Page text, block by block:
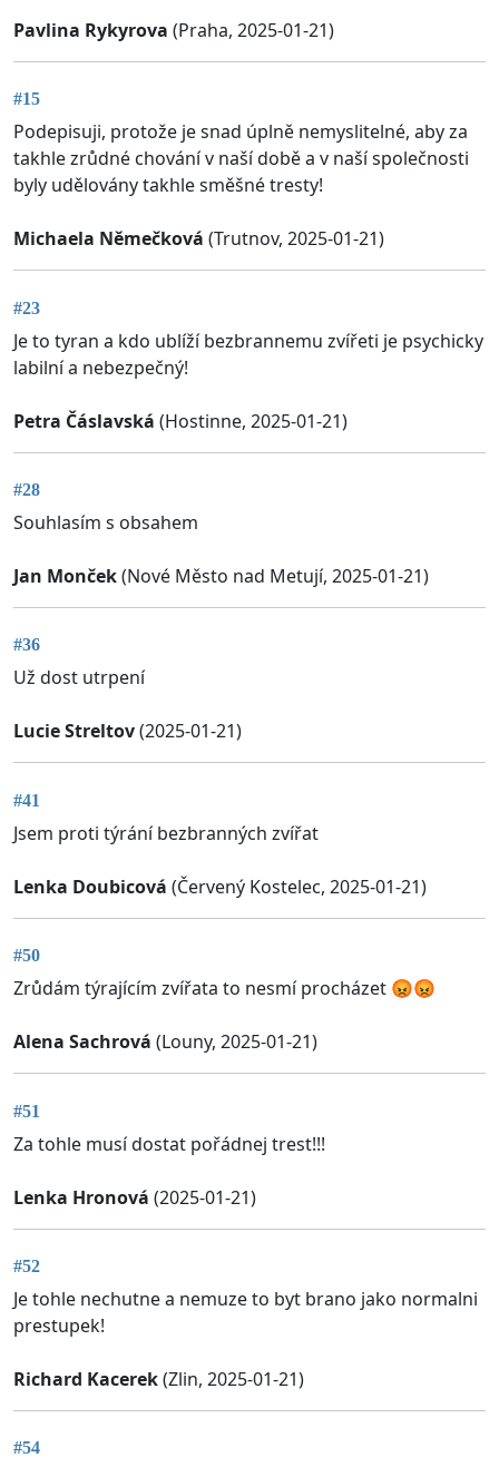
Pavlina Rykyrova (Praha, 2025-01-21)
#15
Podepisuji, protože je snad úplně nemyslitelné, aby za
takhle zrůdné chování v naší době a v naší společnosti
byly udělovány takhle směšné tresty!
Michaela Němečková (Trutnov, 2025-01-21)
#23
Je to tyran a kdo ublíží bezbrannemu zvířeti je psychicky
labilní a nebezpečný!
Petra Čáslavská (Hostinne, 2025-01-21)
#28
Souhlasím s obsahem
Jan Monček(Nové Město nad Metují, 2025-01-21)
#36
Už dost utrpení
Lucie Streltov(2025-01-21)
#41
Jsem proti týrání bezbranných zvířat
Lenka Doubicová (Červený Kostelec, 2025-01-21)
#50
Zrůdám týrajícím zvířata to nesmí procházet 😡😡
Alena Sachrová (Louny, 2025-01-21)
#51
Za tohle musí dostat pořádnej trest!!!
Lenka Hronová (2025-01-21)
#52
Je tohle nechutne a nemuze to byt brano jako normalni
prestupek!
Richard Kacerek(Zlin, 2025-01-21)
#54